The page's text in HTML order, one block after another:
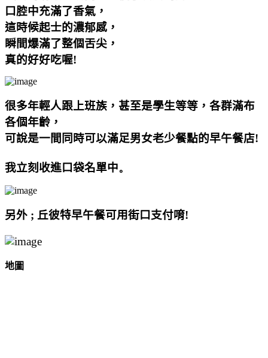
口腔中充滿了香氣，
這時候起士的濃郁感，
瞬間爆滿了整個舌尖，
真的好好吃喔!
很多年輕人跟上班族 ，甚至是學生等等，各群滿布
各個年齡，
可說是一間同時可以滿足男女老少餐點的早午餐店!
我立刻收進口袋名單中。
另外 ; 丘彼特早午餐可用街口支付唷!
地圖